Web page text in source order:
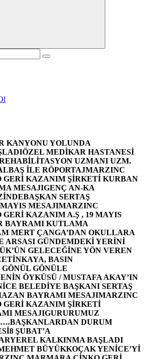
KANYONU YOLUNDA
ÖZEL MEDİKAR HASTANESİ
UZMANI UZM.
İLE RÖPORTAJMARZINC
GERİ KAZANIM ŞİRKETİ KURBAN
MESAJIGENÇ AN-KA
BAŞKAN SERTAŞ
MESAJIMARZINC
KAZANIM A.Ş , 19 MAYIS
BAYRAMI KUTLAMA
MERT ÇANGA’DAN OKULLARA
ARSASI GÜNDEMDEKİ YERİNİ
GELECEĞİNE YÖN VEREN
BASIN
GÖNÜLE
ÖYKÜSÜ / MUSTAFA AKAY’IN
BELEDİYE BAŞKANI SERTAŞ
BAYRAMI MESAJIMARZINC
GERİ KAZANIM ŞİRKETİ
MESAJIGURURUMUZ
BAŞKANLARDAN DURUM
8 ŞUBAT’A
YEREL KALKINMA BAŞLADI
BÜYÜKKOÇAK YENİCE’Yİ